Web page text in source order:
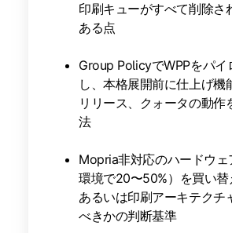
印刷キューがすべて削除さ
ある点
Group PolicyでWPPをパイ
し、本格展開前に仕上げ機
リリース、クォータの動作
法
Mopria非対応のハードウェ
環境で20〜50%）を買い替
あるいは印刷アーキテクチ
べきかの判断基準